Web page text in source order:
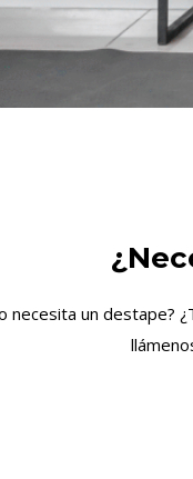
necesita un destape?